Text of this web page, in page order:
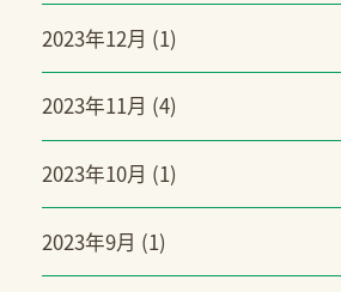
2023年12月 (1)
2023年11月 (4)
2023年10月 (1)
2023年9月 (1)